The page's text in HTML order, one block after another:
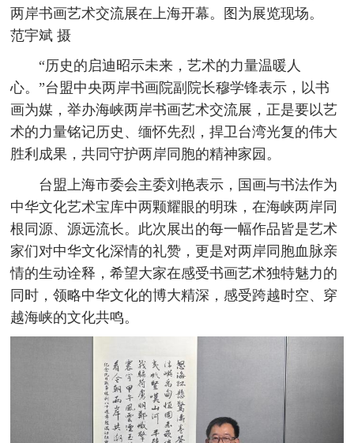
两岸书画艺术交流展在上海开幕。图为展览现场。
范宇斌 摄
“历史的启迪昭示未来，艺术的力量温暖人
心。”台盟中央两岸书画院副院长穆学锋表示，以书
画为媒，举办海峡两岸书画艺术交流展，正是要以艺
术的力量铭记历史、缅怀先烈，捍卫台湾光复的伟大
胜利成果，共同守护两岸同胞的精神家园。
台盟上海市委会主委刘艳表示，国画与书法作为
中华文化艺术宝库中两颗耀眼的明珠，在海峡两岸同
根同源、源远流长。此次展出的每一幅作品皆是艺术
家们对中华文化深情的礼赞，更是对两岸同胞血脉亲
情的生动诠释，希望大家在感受书画艺术独特魅力的
同时，领略中华文化的博大精深，感受跨越时空、穿
越海峡的文化共鸣。